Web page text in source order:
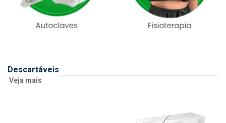
Descartáveis
Veja mais